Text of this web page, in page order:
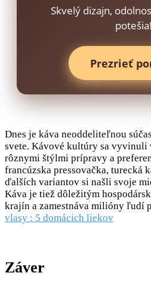
Skvelý dizajn,
potešia!
Prezrieť
Dnes je káva neoddeliteľnou
svete. Kávové kultúry sa vyvinuli
rôznymi štýlmi prípravy a
francúzska pressovačka, turecká
ďalších variantov si našli svoje
Káva je tiež dôležitým
krajín a zamestnáva milióny ľudí
vlasy : 5 domácich liekov
Záver